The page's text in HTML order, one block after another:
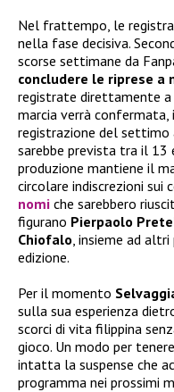
Nel frattempo, le
nella fase decisiva.
scorse settimane da
concludere le riprese a
registrate direttamente a
marcia verrà confermata,
registrazione del
sarebbe prevista tra il 13
produzione mantiene il
circolare indiscrezioni sui
nomi che sarebbero
figurano Pierpaolo
Chiofalo, insieme ad
edizione.
Per il momento
sulla sua esperienza
scorci di vita filippina
gioco. Un modo per
intatta la suspense che
programma nei prossimi